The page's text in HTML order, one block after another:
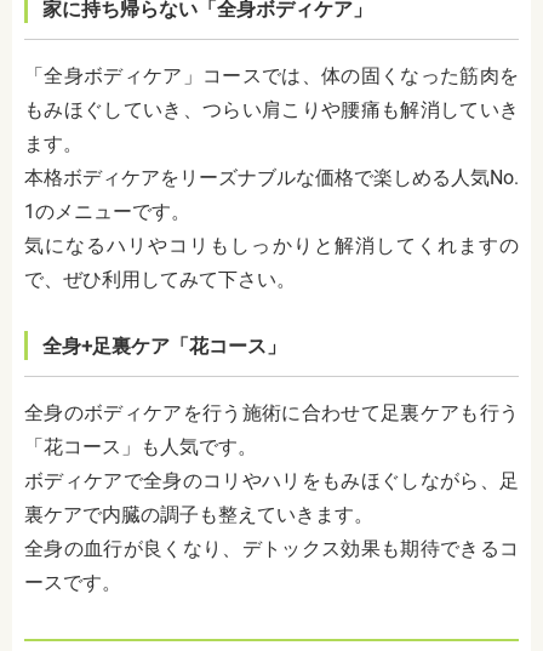
家に持ち帰らない「全身ボディケア」
「全身ボディケア」コースでは、体の固くなった筋肉を
もみほぐしていき、つらい肩こりや腰痛も解消していき
ます。
本格ボディケアをリーズナブルな価格で楽しめる人気No.
1のメニューです。
気になるハリやコリもしっかりと解消してくれますの
で、ぜひ利用してみて下さい。
全身+足裏ケア「花コース」
全身のボディケアを行う施術に合わせて足裏ケアも行う
「花コース」も人気です。
ボディケアで全身のコリやハリをもみほぐしながら、足
裏ケアで内臓の調子も整えていきます。
全身の血行が良くなり、デトックス効果も期待できるコ
ースです。